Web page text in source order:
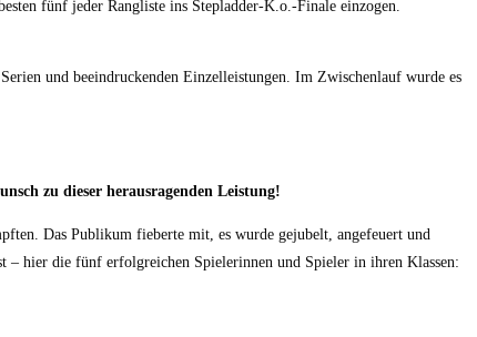
fünf jeder Rangliste ins Stepladder-K.o.-Finale einzogen.
und beeindruckenden Einzelleistungen. Im Zwischenlauf wurde es
zu dieser herausragenden Leistung!
Das Publikum fieberte mit, es wurde gejubelt, angefeuert und
– hier die fünf erfolgreichen Spielerinnen und Spieler in ihren Klassen: